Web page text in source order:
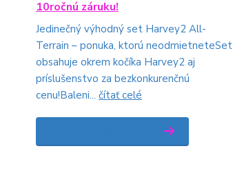
10ročnú záruku!
Jedinečný výhodný set Harvey2 All-
Terrain – ponuka, ktorú neodmietneteSet
obsahuje okrem kočíka Harvey2 aj
príslušenstvo za bezkonkurenčnú
cenu!Baleni... čítať celé